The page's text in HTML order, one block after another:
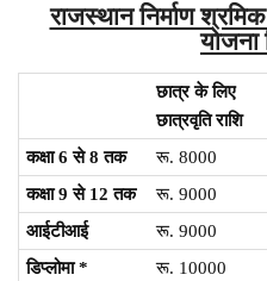
राजस्थान निर्माण
योजना
छात्रकेलिए
छात्रवृतिराशि
कक्षा 6से 8तक रू. 8000
कक्षा 9से 12तक रू. 9000
आईटीआई
रू. 9000
डिप्लोमा* रू. 10000